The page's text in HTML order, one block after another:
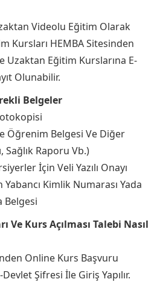
Videolu Eğitim Olarak
Kursları HEMBA Sitesinden
Uzaktan Eğitim Kurslarına E-
Olunabilir.
Belgeler
Öğrenim Belgesi Ve Diğer
Sağlık Raporu Vb.)
İçin Veli Yazılı Onayı
Kimlik Numarası Yada
Belgesi
Ve Kurs Açılması Talebi Nasıl
Online Kurs Başvuru
Şifresi İle Giriş Yapılır.